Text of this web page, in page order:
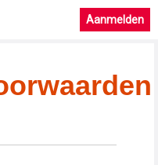
Aanmelden